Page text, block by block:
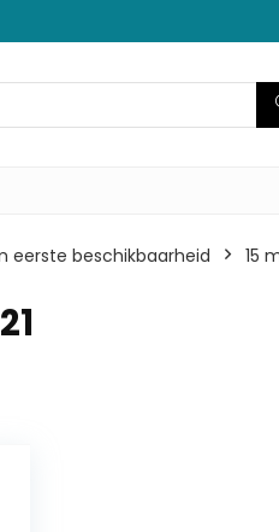
eerste beschikbaarheid 15